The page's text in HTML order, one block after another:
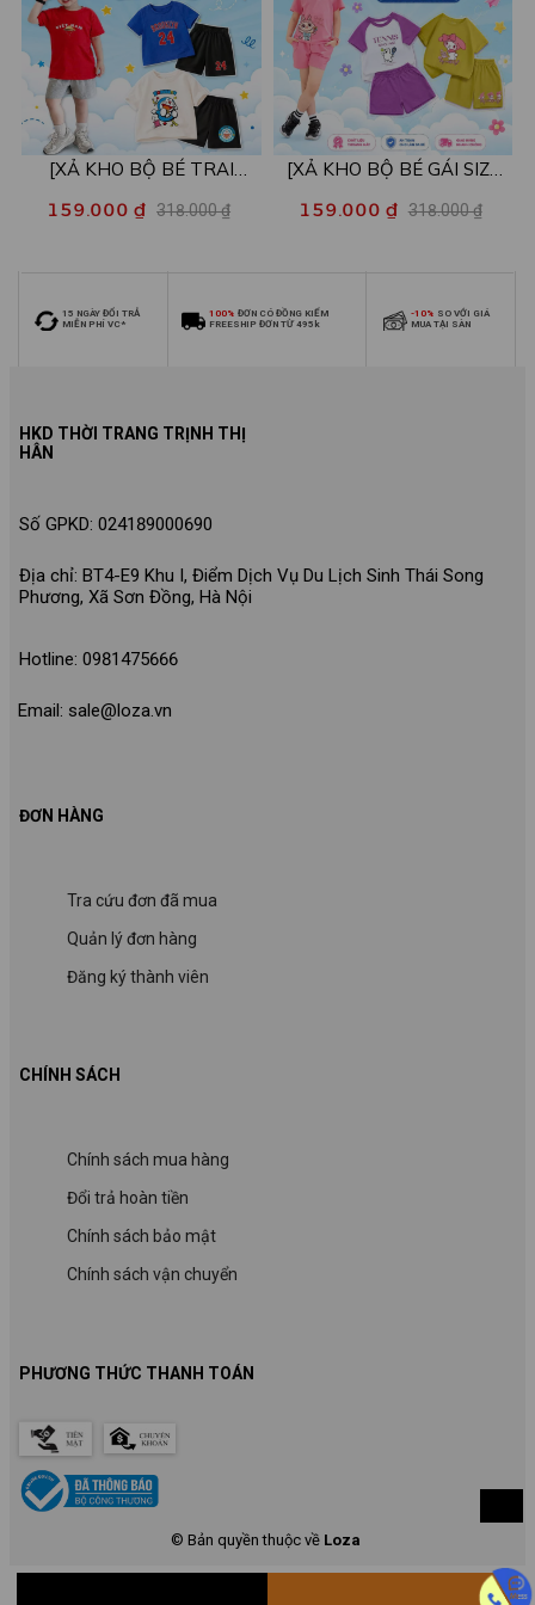
[XẢ KHO BỘ BÉ TRAI
nhiều mẫu - Quần áo bé trai
159.000 ₫ 318.000 ₫
[XẢ KHO BỘ BÉ GÁI SIZE
mẫu - Quần áo bé gái từ 26-
159.000 ₫ 318.000 ₫
15 NGÀY ĐỔI TRẢ
MIỄN PHÍ VC*
100% ĐƠN CÓ ĐỒNG KIỂM
FREESHIP ĐƠN TỪ 495k
-10% SO VỚI GIÁ
MUA TẠI SÀN
CHÍNH SÁCH
Chính sách mua hàng
Đổi trả hoàn tiền
Chính sách bảo mật
Chính sách vận chuyển
HKD THỜI TRANG TRỊNH THỊ
HÂN
Số GPKD: 024189000690
Địa chỉ: BT4-E9 Khu I, Điểm Dịch Vụ Du Lịch Sinh Thái Song
Phương, Xã Sơn Đồng, Hà Nội
Hotline: 0981475666
Email: sale@loza.vn
© Bản quyền thuộc về Loza
ĐƠN HÀNG
Tra cứu đơn đã mua
Quản lý đơn hàng
Đăng ký thành viên
PHƯƠNG THỨC THANH TOÁN